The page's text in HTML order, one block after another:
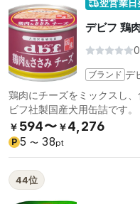
翌営業日
デビフ 鶏
ブランド デ
鶏肉にチーズをミックスし
ビフ社製国産犬用缶詰です。
￥ 594〜 ￥4,276
P 5 〜 38pt
44位